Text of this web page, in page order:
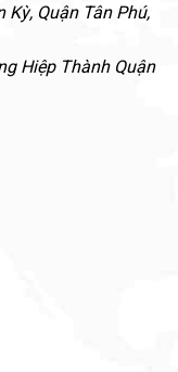
Kỳ, Quận Tân Phú,
Hiệp Thành Quận